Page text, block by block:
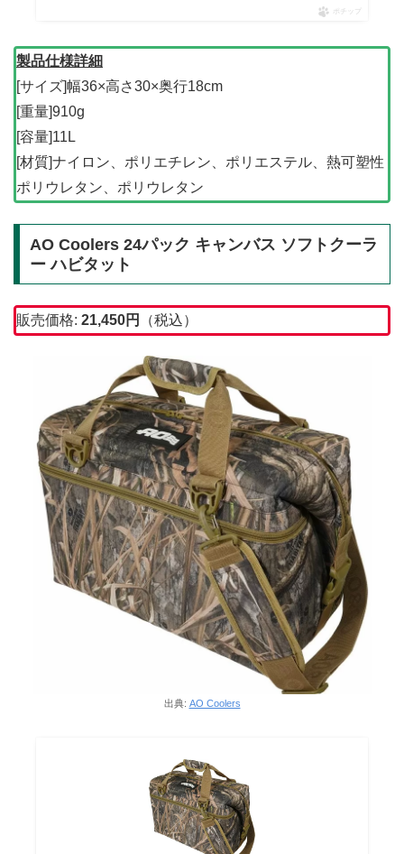
ポチップ
製品仕様詳細
[サイズ]幅36×高さ30×奥行18cm
[重量]910g
[容量]11L
[材質]ナイロン、ポリエチレン、ポリエステル、熱可塑性
ポリウレタン、ポリウレタン
AO Coolers 24パック キャンバス ソフトクーラ
ー ハビタット
販売価格: 21,450円 （税込）
出典: AO Coolers